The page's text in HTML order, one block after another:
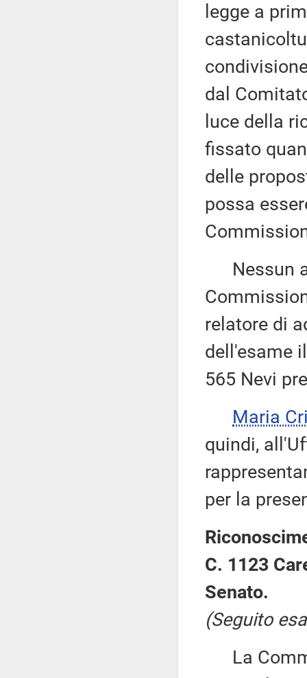
legge a
dal
luce della
fissato
delle
possa
Nessun
relatore di
dell'esame
565 Nevi
Maria
quindi,
per la
C. 1123
Senato.
(Seguito
La